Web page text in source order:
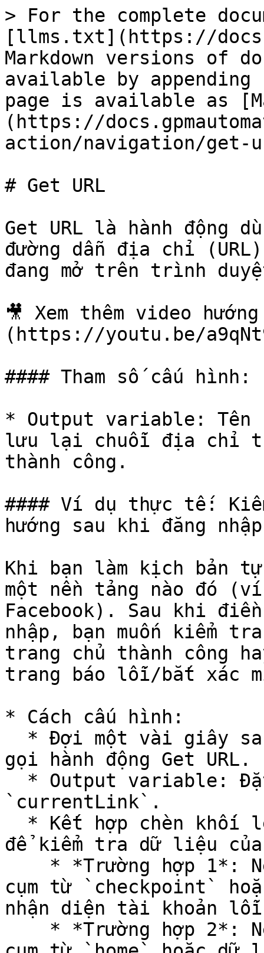
> For the complete
[llms.txt](https://
Markdown versions of
available by
page is available as
(https://
action/navigation/get-
# Get URL
Get URL là hành động
đường dẫn địa chỉ
đang mở trên trình
🎥 Xem thêm video
(https://youtu.be/
#### Tham số cấu hình:
* Output variable: Tên
lưu lại chuỗi địa chỉ
thành công.
#### Ví dụ thực tế:
hướng sau khi đăng
Khi bạn làm kịch bản
một nền tảng nào đó
Facebook). Sau khi
nhập, bạn muốn kiểm
trang chủ thành công
trang báo lỗi/bắt xác
* Cách cấu hình:
gọi hành động Get URL.
`currentLink`.
để kiểm tra dữ liệu
cụm từ `checkpoint`
nhận diện tài khoản